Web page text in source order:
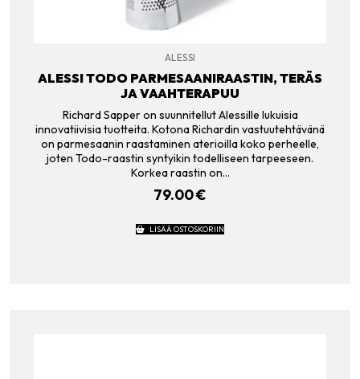
ALESSI
ALESSI TODO PARMESAANIRAASTIN, TERÄS
JA VAAHTERAPUU
Richard Sapper on suunnitellut Alessille lukuisia
innovatiivisia tuotteita. Kotona Richardin vastuutehtävänä
on parmesaanin raastaminen aterioilla koko perheelle,
joten Todo-raastin syntyikin todelliseen tarpeeseen.
Korkea raastin on…
79.00€
LISÄÄ OSTOSKORIIN